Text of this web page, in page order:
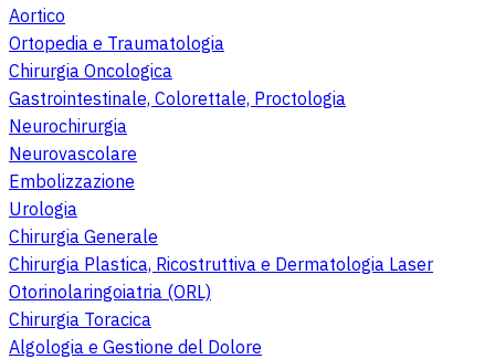
Aortico
Ortopedia e Traumatologia
Chirurgia Oncologica
Gastrointestinale, Colorettale, Proctologia
Neurochirurgia
Neurovascolare
Embolizzazione
Urologia
Chirurgia Generale
Chirurgia Plastica, Ricostruttiva e Dermatologia Laser
Otorinolaringoiatria (ORL)
Chirurgia Toracica
Algologia e Gestione del Dolore